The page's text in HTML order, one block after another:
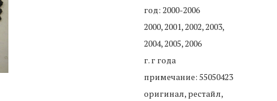
год: 2000-2006
2000, 2001, 2002, 2003,
2004, 2005, 2006
г. г года
примечание: 55050423
оригинал, рестайл,